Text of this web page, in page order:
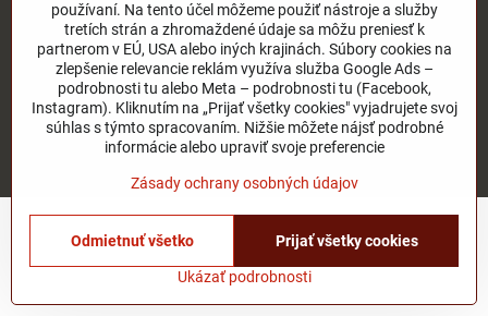
Užitočné odkazy
© 2026Copyright
Predvoľby súkromiaZásady ochrany osobných údajov
Stav objednávky
používaní. Na tento účel môžeme použiť nástroje a služby
tretích strán a zhromaždené údaje sa môžu preniesť k
partnerom v EÚ, USA alebo iných krajinách. Súbory cookies na
zlepšenie relevancie reklám využíva služba Google Ads –
podrobnosti tu alebo Meta – podrobnosti tu (Facebook,
Instagram). Kliknutím na „Prijať všetky cookies" vyjadrujete svoj
súhlas s týmto spracovaním. Nižšie môžete nájsť podrobné
informácie alebo upraviť svoje preferencie
Zásady ochrany osobných údajov
Ukázať podrobnosti
Prijať všetky cookies
Odmietnuť všetko